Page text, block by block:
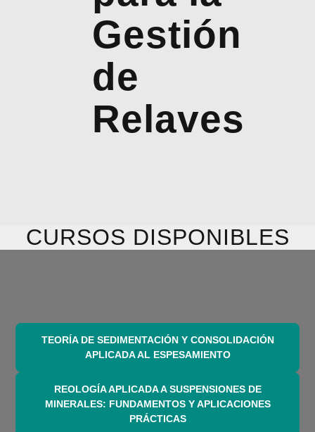
Gestión
de
Relaves
CURSOS DISPONIBLES
TEORÍA DE SEDIMENTACIÓN Y CONSOLIDACIÓN
APLICADA AL ESPESAMIENTO
REOLOGÍA APLICADA A SUSPENSIONES DE
MINERALES: FUNDAMENTOS Y APLICACIONES
PRÁCTICAS